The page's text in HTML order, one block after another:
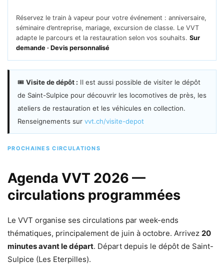
Réservez le train à vapeur pour votre événement : anniversaire,
séminaire d’entreprise, mariage, excursion de classe. Le VVT
adapte le parcours et la restauration selon vos souhaits. Sur
demande · Devis personnalisé
🎟 Visite de dépôt : Il est aussi possible de visiter le dépôt
de Saint-Sulpice pour découvrir les locomotives de près, les
ateliers de restauration et les véhicules en collection.
Renseignements sur vvt.ch/visite-depot
PROCHAINES CIRCULATIONS
Agenda VVT 2026 —
circulations programmées
Le VVT organise ses circulations par week-ends
thématiques, principalement de juin à octobre. Arrivez 20
minutes avant le départ. Départ depuis le dépôt de Saint-
Sulpice (Les Eterpilles).